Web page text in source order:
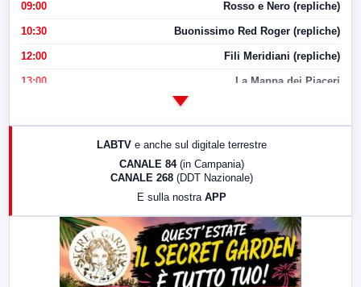
09:00 Rosso e Nero (repliche)
10:30 Buonissimo Red Roger (repliche)
12:00 Fili Meridiani (repliche)
13:00 La Mappa dei Piaceri
17:00 LabNews (replica)
LabNews (replica)
LABTV e anche sul digitale terrestre
CANALE 84 (in Campania)
CANALE 268 (DDT Nazionale)
E sulla nostra APP